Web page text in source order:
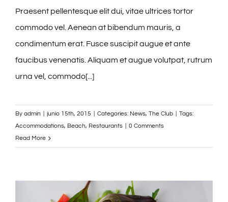
Praesent pellentesque elit dui, vitae ultrices tortor
commodo vel. Aenean at bibendum mauris, a
condimentum erat. Fusce suscipit augue et ante
faucibus venenatis. Aliquam et augue volutpat, rutrum
urna vel, commodo[...]
By admin junio 15th, 2015 Categories: News, The Club
Tags:
Accommodations, Beach, Restaurants
0 Comments
Read More